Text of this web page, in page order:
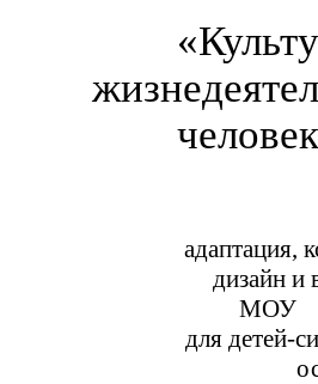
адаптация,
дизайн и
МОУ
для детей-